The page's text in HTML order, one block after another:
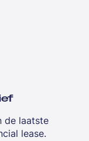
de laatste
lease.